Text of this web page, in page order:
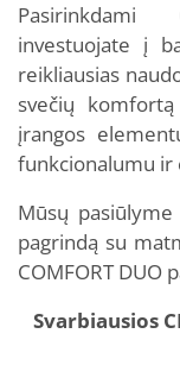
Pasirinkdami
investuojate į
reikliausias
svečių
įrangos
funkcionalumu ir
Mūsų pasiūlyme
pagrindą su
COMFORT DUO
Svarbiausios